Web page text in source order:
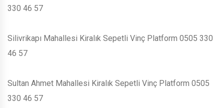
330 46 57
Silivrikapı Mahallesi Kiralık Sepetli Vinç Platform 0505 330
46 57
Sultan Ahmet Mahallesi Kiralık Sepetli Vinç Platform 0505
330 46 57